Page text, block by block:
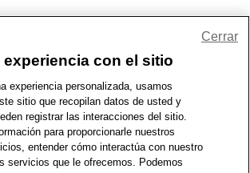
Contáctenos | Términos de Uso | Accesibilidad
| WA Privacy Policy | Mapa del sitio
Bienestar | © 1999 - 2026 CVS.com
experiencia con el sitio
experiencia personalizada, usamos
sitio que recopilan datos de usted y
registrar las interacciones del sitio.
para proporcionarle nuestros
entender cómo interactúa con nuestro
servicios que le ofrecemos. Podemos
Cerrar